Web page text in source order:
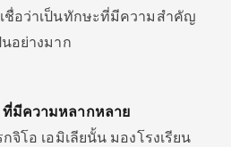
ชื่อว่าเป็นทักษะที่มีความสำคัญ
นอย่างมาก
ที่มีความหลากหลาย
จิโอ เอมิเลียนั้น มองโรงเรียน